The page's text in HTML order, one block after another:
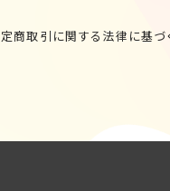
商取引に関する法律に基づ